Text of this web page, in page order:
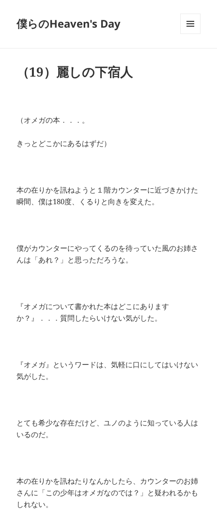
僕らのHeaven's Day
（19）麗しの下宿人
（オメガの本．．．。
きっとどこかにあるはずだ）
本の在りかを訊ねようと１階カウンターに近づきかけた
瞬間、僕は180度、くるりと向きを変えた。
僕がカウンターにやってくるのを待っていた風のお姉さ
んは「あれ？」と思っただろうな。
『オメガについて書かれた本はどこにあります
か？』．．．質問したらいけない気がした。
『オメガ』というワードは、気軽に口にしてはいけない
気がした。
とても希少な存在だけど、ユノのように知っている人は
いるのだ。
本の在りかを訊ねたりなんかしたら、カウンターのお姉
さんに「この少年はオメガなのでは？」と疑われるかも
しれない。